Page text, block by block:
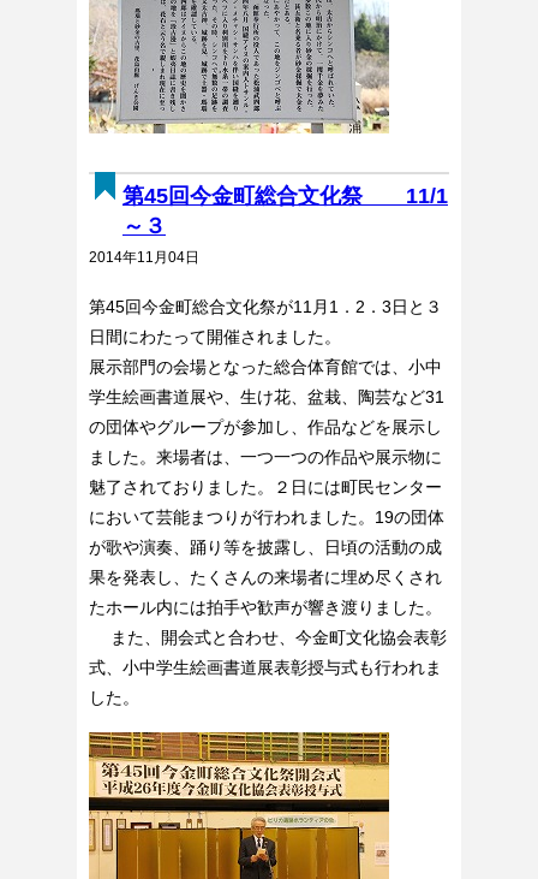
第45回今金町総合文化祭 11/1
～３
2014年11月04日
第45回今金町総合文化祭が11月1．2．3日と３
日間にわたって開催されました。
展示部門の会場となった総合体育館では、小中
学生絵画書道展や、生け花、盆栽、陶芸など31
の団体やグループが参加し、作品などを展示し
ました。来場者は、一つ一つの作品や展示物に
魅了されておりました。２日には町民センター
において芸能まつりが行われました。19の団体
が歌や演奏、踊り等を披露し、日頃の活動の成
果を発表し、たくさんの来場者に埋め尽くされ
たホール内には拍手や歓声が響き渡りました。
また、開会式と合わせ、今金町文化協会表彰
式、小中学生絵画書道展表彰授与式も行われま
した。